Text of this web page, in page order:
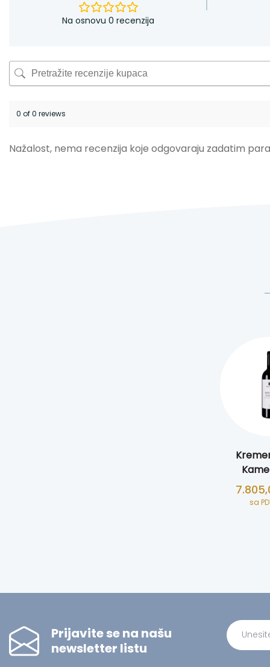
Na osnovu 0 recenzija
0 of 0 reviews
Nažalost, nema recenzija koje odgovaraju zadatim
sa
Prijavite se na našu
newsletter listu